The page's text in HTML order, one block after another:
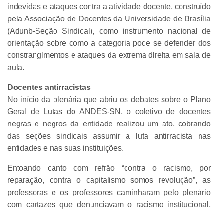
indevidas e ataques contra a atividade docente, construído
pela Associação de Docentes da Universidade de Brasília
(Adunb-Seção Sindical), como instrumento nacional de
orientação sobre como a categoria pode se defender dos
constrangimentos e ataques da extrema direita em sala de
aula.
Docentes antirracistas
No início da plenária que abriu os debates sobre o Plano
Geral de Lutas do ANDES-SN, o coletivo de docentes
negras e negros da entidade realizou um ato, cobrando
das seções sindicais assumir a luta antirracista nas
entidades e nas suas instituições.
Entoando canto com refrão “contra o racismo, por
reparação, contra o capitalismo somos revolução”, as
professoras e os professores caminharam pelo plenário
com cartazes que denunciavam o racismo institucional,